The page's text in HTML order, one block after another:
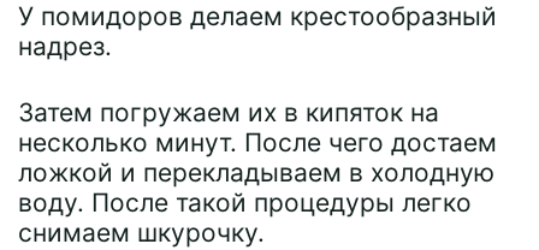
У помидоров делаем крестообразный
надрез.
Затем погружаем их в кипяток на
несколько минут. После чего достаем
ложкой и перекладываем в холодную
воду. После такой процедуры легко
снимаем шкурочку.